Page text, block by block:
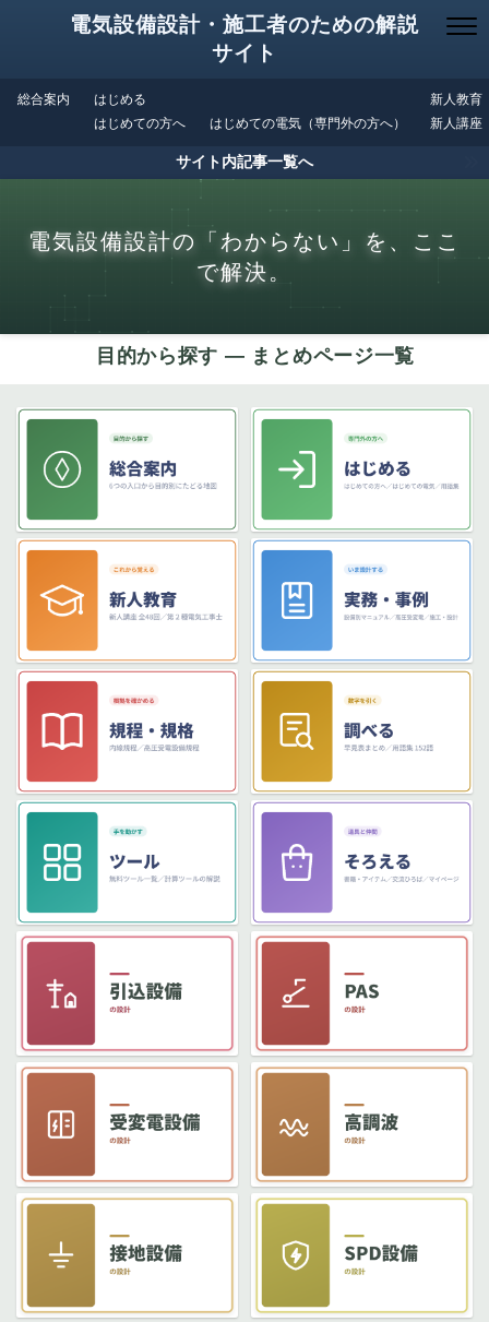
電気設備設計・施工者のための解説
サイト
総合案内
はじめる
はじめての方へ
はじめての電気（専門外の方へ）
新人教育
新人講座
サイト内記事一覧へ
電気設備設計の「わからない」を、ここ
で解決。